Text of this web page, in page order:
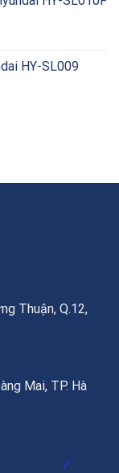
HY-SL009
Thuận, Q.12,
Mai, TP. Hà